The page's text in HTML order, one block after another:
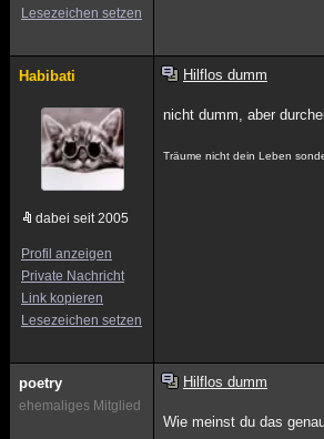
Lesezeichen setzen
Habibati
dabei seit 2005
Profil anzeigen
Private Nachricht
Link kopieren
Lesezeichen setzen
Hilflos dumm
nicht dumm, aber
Träume nicht dein Leben
poetry
ehemaliges Mitglied
Hilflos dumm
Wie meinst du das